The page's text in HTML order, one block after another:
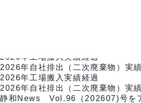
ー
ジ
送
り
象:
2026年工場搬入実績経過
2026年自社排出（二次廃棄物）実績
2026年工場搬入実績経過
2026年自社排出（二次廃棄物）実績
静和News Vol.96（202607)号を